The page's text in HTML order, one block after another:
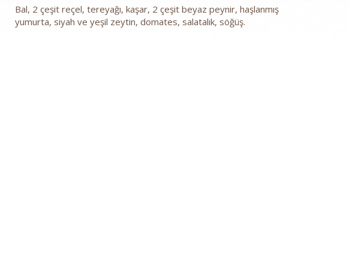
Bal, 2 çeşit reçel, tereyağı, kaşar, 2 çeşit beyaz peynir, haşlanmış
yumurta, siyah ve yeşil zeytin, domates, salatalık, söğüş.